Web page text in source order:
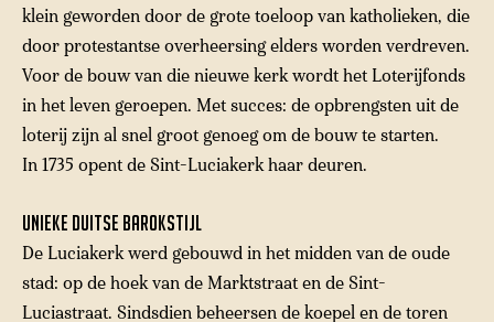
klein geworden door de grote toeloop van katholieken, die
door protestantse overheersing elders worden verdreven.
Voor de bouw van die nieuwe kerk wordt het Loterijfonds
in het leven geroepen. Met succes: de opbrengsten uit de
loterij zijn al snel groot genoeg om de bouw te starten.
In 1735 opent de Sint-Luciakerk haar deuren.
Unieke Duitse barokstijl
De Luciakerk werd gebouwd in het midden van de oude
stad: op de hoek van de Marktstraat en de Sint-
Luciastraat. Sindsdien beheersen de koepel en de toren